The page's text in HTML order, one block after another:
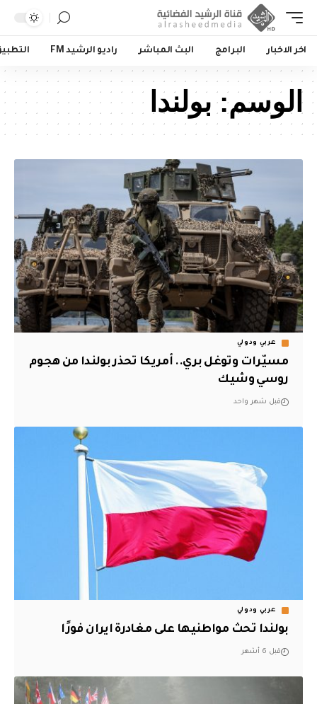
اخر الاخبار البرامج البث المباشر راديو الرشيد FM
الوسم:بولندا
عربي ودولي
مسيّرات وتوغل بري.. أمريكا تحذر بولندا من هجوم
روسي وشيك
قبل شهر واحد
عربي ودولي
بولندا تحث مواطنيها على مغادرة ايران فورًا
قبل 6 أشهر